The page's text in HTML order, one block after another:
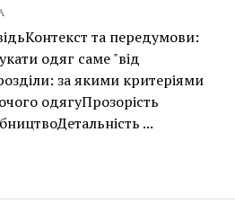
та передумови:
одяг саме "від
за якими критеріями
одягуПрозорість
...